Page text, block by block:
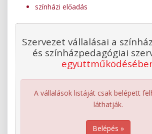
színházi előadás
Szervezet vállalásai a
és színházpedagógiai
A vállalások listáját csak belépett
láthatják.
Belépés »